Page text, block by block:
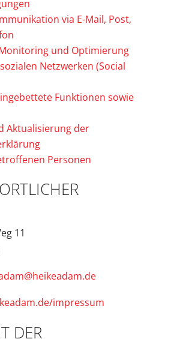
via E-Mail, Post,
und Optimierung
Netzwerken (Social
Funktionen sowie
Aktualisierung der
Personen
11
impressum
DER